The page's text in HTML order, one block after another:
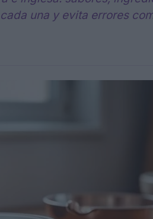
una y evita errores